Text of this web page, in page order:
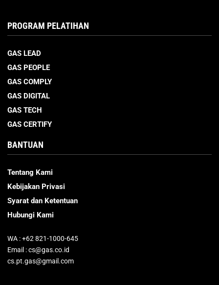
PROGRAM PELATIHAN
GAS LEAD
GAS PEOPLE
GAS COMPLY
GAS DIGITAL
GAS TECH
GAS CERTIFY
BANTUAN
Tentang Kami
Kebijakan Privasi
Syarat dan Ketentuan
Hubungi Kami
WA : +62 821-1000-645
Email : cs@gas.co.id
cs.pt.gas@gmail.com